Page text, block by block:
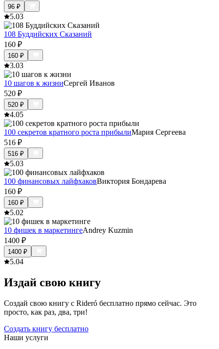
96 ₽
5.03
108 Буддийских Сказаний
160 ₽
160 ₽
3.03
10 шагов к жизниСергей Иванов
520 ₽
520 ₽
4.05
100 секретов кратного роста прибылиМария Сергеева
516 ₽
516 ₽
5.03
100 финансовых лайфхаковВиктория Бондарева
160 ₽
160 ₽
5.02
10 фишек в маркетингеAndrey Kuzmin
1400 ₽
1400 ₽
5.04
Издай свою книгу
Создай свою книгу с Rideró бесплатно прямо сейчас. Это
просто, как раз, два, три!
Создать книгу бесплатно
Наши услуги